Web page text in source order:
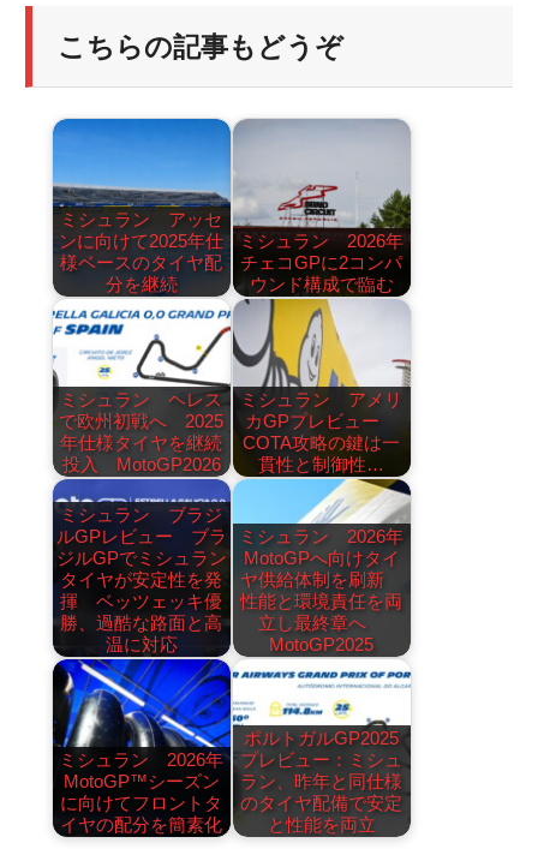
こちらの記事もどうぞ
ミシュラン アッセ
ンに向けて2025年仕
様ベースのタイヤ配
分を継続
ミシュラン 2026年
チェコGPに2コンパ
ウンド構成で臨む
ミシュラン ヘレス
で欧州初戦へ 2025
年仕様タイヤを継続
投入 MotoGP2026
ミシュラン アメリ
カGPプレビュー
COTA攻略の鍵は一
貫性と制御性…
ミシュラン ブラジ
ルGPレビュー ブラ
ジルGPでミシュラン
タイヤが安定性を発
揮 ベッツェッキ優
勝、過酷な路面と高
温に対応
ミシュラン 2026年
MotoGPへ向けタイ
ヤ供給体制を刷新
性能と環境責任を両
立し最終章へ
MotoGP2025
ミシュラン 2026年
MotoGP™シーズン
に向けてフロントタ
イヤの配分を簡素化
ポルトガルGP2025
プレビュー：ミシュ
ラン、昨年と同仕様
のタイヤ配備で安定
と性能を両立